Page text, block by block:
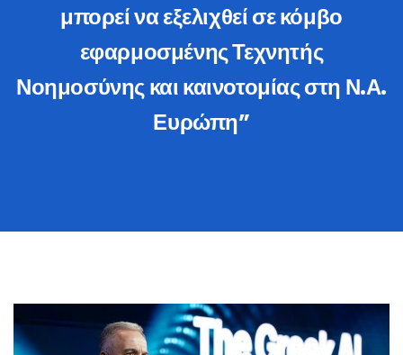
μπορεί να εξελιχθεί σε κόμβο
εφαρμοσμένης Τεχνητής
Νοημοσύνης και καινοτομίας στη Ν.Α.
Ευρώπη”